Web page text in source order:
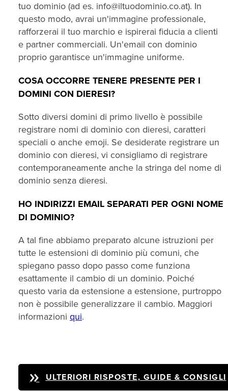
tuo dominio (ad es. info@iltuodominio.co.at). In
questo modo, avrai un'immagine professionale,
rafforzerai il tuo marchio e ispirerai fiducia a clienti
e partner commerciali. Un'email con dominio
proprio garantisce un'immagine uniforme.
COSA OCCORRE TENERE PRESENTE PER I
DOMINI CON DIERESI?
Sotto diversi domini di primo livello è possibile
registrare nomi di dominio con dieresi, caratteri
speciali o anche emoji. Se desiderate registrare un
dominio con dieresi, vi consigliamo di registrare
contemporaneamente anche la stringa del nome di
dominio senza dieresi.
HO INDIRIZZI EMAIL SEPARATI PER OGNI NOME
DI DOMINIO?
A tal fine abbiamo preparato alcune istruzioni per
tutte le estensioni di dominio più comuni, che
spiegano passo dopo passo come funziona
esattamente il cambio di un dominio. Poiché
questo varia da estensione a estensione, purtroppo
non è possibile generalizzare il cambio. Maggiori
informazioni qui.
ULTERIORI RISPOSTE, GUIDE & CONSIGLI